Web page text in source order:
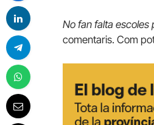
No fan falta escoles
comentaris. Com